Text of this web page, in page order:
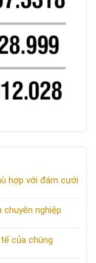
hợp với đám cưới
chuyên nghiệp
của chúng